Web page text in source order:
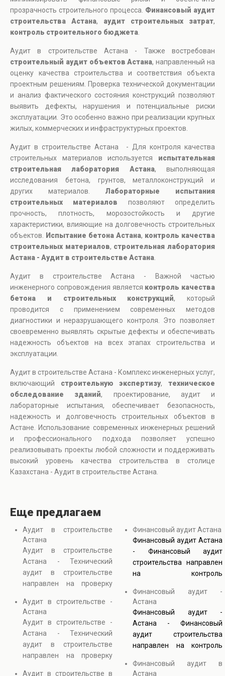
прозрачность строительного процесса. Финансовый аудит
строительства Астана, аудит строительных затрат,
контроль строительного бюджета
Аудит в строительстве Астана - Также востребован
строительный аудит объектов Астана, направленный на
оценку качества строительства и соответствия объекта
проектным решениям. Проверка технической документации
и анализ фактического состояния конструкций позволяют
выявить дефекты, нарушения и потенциальные риски
эксплуатации. Это особенно важно при реализации крупных
жилых, коммерческих и инфраструктурных проектов.
Аудит в строительстве Астана - Для контроля качества
строительных материалов используется испытательная
строительная лаборатория Астана, выполняющая
исследования бетона, грунтов, металлоконструкций и
других материалов. Лабораторные испытания
строительных материалов позволяют определить
прочность, плотность, морозостойкость и другие
характеристики, влияющие на долговечность строительных
объектов.
Испытание бетона Астана, контроль качества
строительных материалов, строительная лаборатория
Астана - Аудит в строительстве Астана
Аудит в строительстве Астана - Важной частью
инженерного сопровождения является контроль качества
бетона и строительных конструкций, который
проводится с применением современных методов
диагностики и неразрушающего контроля. Это позволяет
своевременно выявлять скрытые дефекты и обеспечивать
надежность объектов на всех этапах строительства и
эксплуатации.
Аудит в строительстве Астана - Комплекс инженерных услуг,
включающий строительную экспертизу,техническое
обследование зданий, проектирование, аудит и
лабораторные испытания, обеспечивает безопасность,
надежность и долговечность строительных объектов в
Астане. Использование современных инженерных решений
и профессионального подхода позволяет успешно
реализовывать проекты любой сложности и поддерживать
высокий уровень качества строительства в столице
Казахстана - Аудит в строительстве Астана.
Еще предлагаем
Аудит в строительстве
Астана
Аудит в строительстве
Астана - Технический
аудит в строительстве
направлен на проверку
качества строительных
работ и соответствия
проектным решениям. В
анализируются
конструкции, инженерные
системы и документация.
Аудит в строительстве -
Астана
Аудит в строительстве -
Астана - Технический
аудит в строительстве
направлен на проверку
Аудит в строительстве в
Финансовый аудит Астана
Финансовый аудит Астана
- Финансовый аудит
строительства направлен
на контроль
и соответствия затрат
проектной документации.
В процессе анализа
проверяются сметы,
договоры с подрядчиками
и фактические объемы
работ. Строительный
аудит затрат позволяет
Финансовый аудит -
Астана
Финансовый аудит -
Астана - Финансовый
аудит строительства
направлен на контроль
и соответствия затрат
Финансовый аудит в
Астана